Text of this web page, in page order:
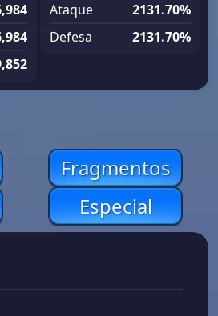
Ataque
2131.70%
Defesa
2131.70%
Fragmentos
Especial